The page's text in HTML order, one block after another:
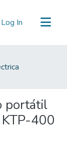
Log In (current)
portátil
400